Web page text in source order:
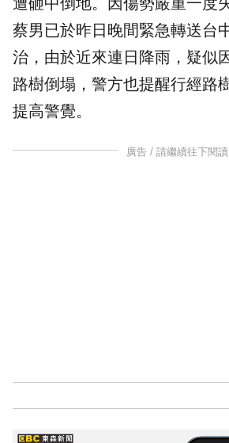
蔡男已於昨日晚間緊急轉送台
治，由於近來連日降雨，疑似
路樹倒塌，警方也提醒行經路
提高警覺。
廣告 / 請繼續往下閱讀